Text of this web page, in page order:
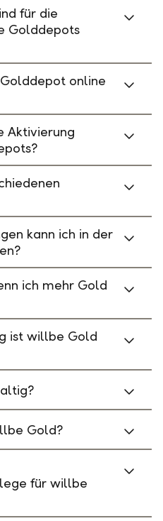
für die
Golddepots
online
Aktivierung
kann ich in der
ich mehr Gold
ist willbe Gold
Gold?
für willbe